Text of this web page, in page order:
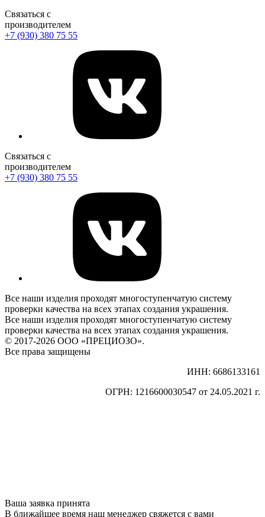
Связаться с
производителем
+7 (930) 380 75 55
Связаться с
производителем
+7 (930) 380 75 55
Все наши изделия проходят многоступенчатую систему
проверки качества на всех этапах создания украшения.
Все наши изделия проходят многоступенчатую систему
проверки качества на всех этапах создания украшения.
© 2017-2026 ООО «ПРЕЦИОЗО».
Все права защищены
ИНН: 6686133161
ОГРН: 1216600030547 от 24.05.2021 г.
Ваша заявка принята
В ближайшее время наш менеджер свяжется с вами